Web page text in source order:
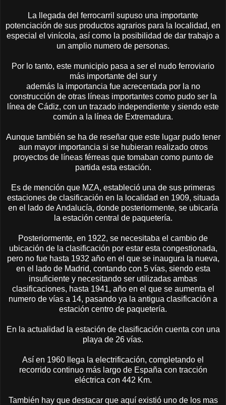
La llegada del ferrocarril supuso una importante
potenciación de sus productos agrarios para la localidad, en
especial el vinícola, así como la posibilidad de dar trabajo a
un amplio numero de personas.
Por lo tanto, este municipio pasa a ser el nudo ferroviario
más importante del sur y
además la importancia fue acrecentada por la no
construcción de otras líneas importantes como pudo ser la
línea de Cádiz, con un trazado independiente y siendo este
común a la línea de Extremadura.
Aunque también se ha de reseñar que este lugar pudo tener
aun mayor importancia si se hubieran realizado otros
proyectos de líneas férreas que tomaban como punto de
partida esta estación.
Es de mención que MZA, estableció una de sus primeras
estaciones de clasificación en la localidad en 1909, situada
en el lado de Andalucía, donde posteriormente, se ubicaría
la estación central de paquetería.
Posteriormente, en 1922, se necesitaba el cambio de
ubicación de la clasificación por estar esta congestionada,
pero no fue hasta 1932 año en el que se inaugura la nueva,
en el lado de Madrid, contando con 5 vías, siendo esta
insuficiente y necesitando ser utilizadas ambas
clasificaciones, hasta 1941, año en el que se aumenta el
numero de vías a 14, pasando ya la antigua clasificación a
estación centro de paquetería.
En la actualidad la estación de clasificación cuenta con una
playa de 26 vías.
Así en 1960 llega la electrificación, completando el
recorrido continuo más largo de España con tracción
eléctrica con 442 Km.
También hay que destacar que aquí existió uno de los mas